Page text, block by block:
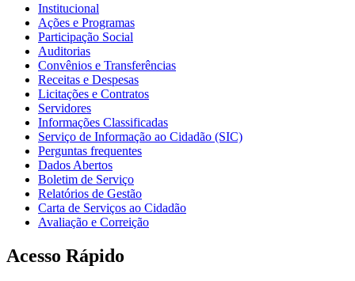
Institucional
Ações e Programas
Participação Social
Auditorias
Convênios e Transferências
Receitas e Despesas
Licitações e Contratos
Servidores
Informações Classificadas
Serviço de Informação ao Cidadão (SIC)
Perguntas frequentes
Dados Abertos
Boletim de Serviço
Relatórios de Gestão
Carta de Serviços ao Cidadão
Avaliação e Correição
Acesso Rápido